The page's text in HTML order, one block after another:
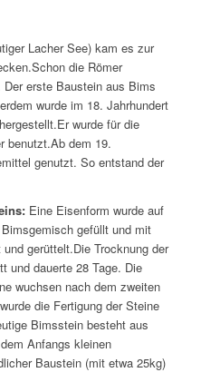
Lacher See) kam es zur
die Römer
erste Baustein aus Bims
wurde im 18. Jahrhundert
wurde für die
benutzt.Ab dem 19.
genutzt. So entstand der
Eine Eisenform wurde auf
gefüllt und mit
gerüttelt.Die Trocknung der
und dauerte 28 Tage. Die
wuchsen nach dem zweiten
die Fertigung der Steine
Bimsstein besteht aus
Anfangs kleinen
Baustein (mit etwa 25kg)